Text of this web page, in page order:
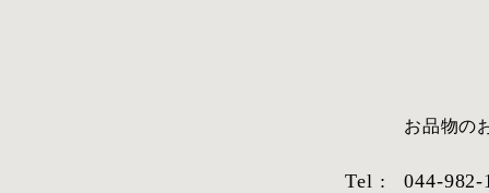
お品物の
Tel : 044-982-